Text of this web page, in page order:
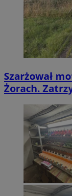
Szarżował
Żorach.